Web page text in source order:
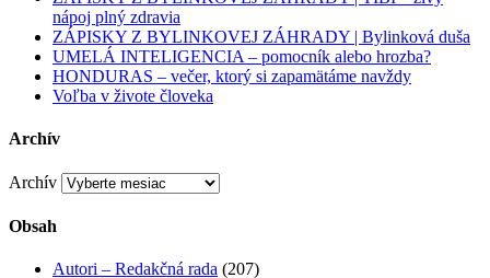
nápoj plný zdravia
ZÁPISKY Z BYLINKOVEJ ZÁHRADY | Bylinková duša
UMELÁ INTELIGENCIA – pomocník alebo hrozba?
HONDURAS – večer, ktorý si zapamätáme navždy
Voľba v živote človeka
Archív
Archív
Obsah
Autori – Redakčná rada (207)